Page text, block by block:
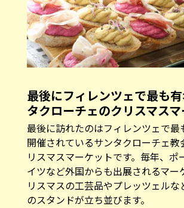
最後にフィレンツェで最も
タクローチェのクリスマス
最後に訪れたのはフィレンツェで最
開催されているサンタクローチェ教
リスマスマーケットです。毎年、ポ
イツなど外国からも出展されるマー
リスマスの工芸品やプレッツェル
のスタンドが立ち並びます。